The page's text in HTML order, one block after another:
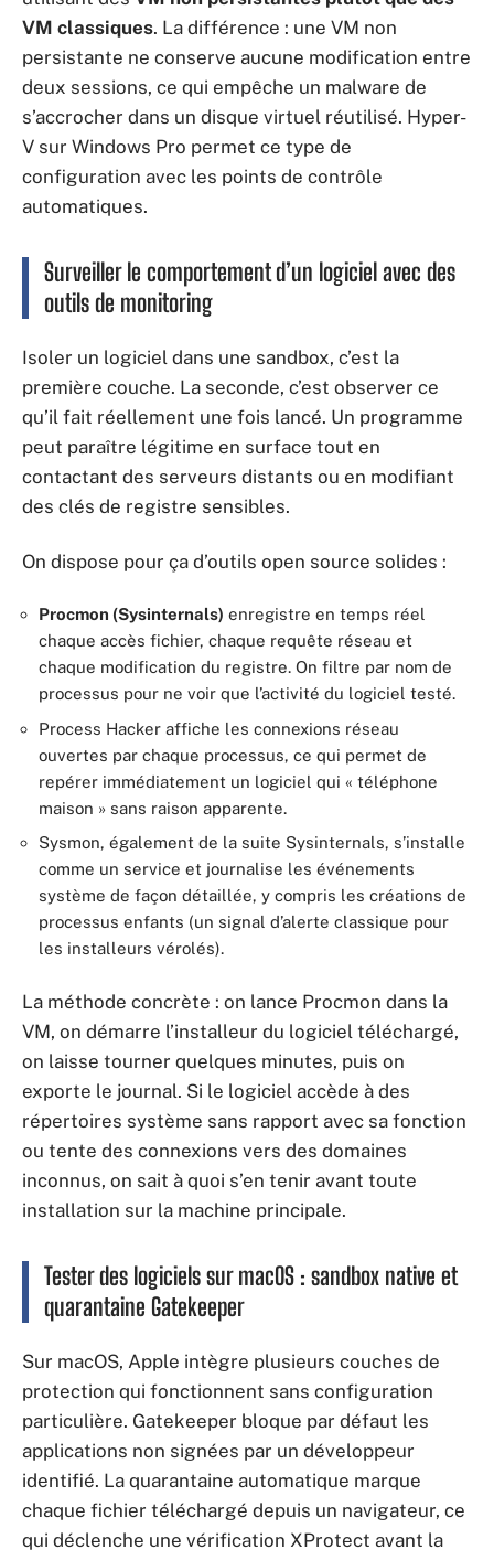
VM classiques. La différence : une VM non
persistante ne conserve aucune modification entre
deux sessions, ce qui empêche un malware de
s’accrocher dans un disque virtuel réutilisé. Hyper-
V sur Windows Pro permet ce type de
configuration avec les points de contrôle
automatiques.
Surveiller le comportement d’un logiciel avec des
outils de monitoring
Isoler un logiciel dans une sandbox, c’est la
première couche. La seconde, c’est observer ce
qu’il fait réellement une fois lancé. Un programme
peut paraître légitime en surface tout en
contactant des serveurs distants ou en modifiant
des clés de registre sensibles.
On dispose pour ça d’outils open source solides :
Procmon (Sysinternals) enregistre en temps réel
chaque accès fichier, chaque requête réseau et
chaque modification du registre. On filtre par nom de
processus pour ne voir que l’activité du logiciel testé.
Process Hacker affiche les connexions réseau
ouvertes par chaque processus, ce qui permet de
repérer immédiatement un logiciel qui « téléphone
maison » sans raison apparente.
Sysmon, également de la suite Sysinternals, s’installe
comme un service et journalise les événements
système de façon détaillée, y compris les créations de
processus enfants (un signal d’alerte classique pour
les installeurs vérolés).
La méthode concrète : on lance Procmon dans la
VM, on démarre l’installeur du logiciel téléchargé,
on laisse tourner quelques minutes, puis on
exporte le journal. Si le logiciel accède à des
répertoires système sans rapport avec sa fonction
ou tente des connexions vers des domaines
inconnus, on sait à quoi s’en tenir avant toute
installation sur la machine principale.
Tester des logiciels sur macOS : sandbox native et
quarantaine Gatekeeper
Sur macOS, Apple intègre plusieurs couches de
protection qui fonctionnent sans configuration
particulière. Gatekeeper bloque par défaut les
applications non signées par un développeur
identifié. La quarantaine automatique marque
chaque fichier téléchargé depuis un navigateur, ce
qui déclenche une vérification XProtect avant la